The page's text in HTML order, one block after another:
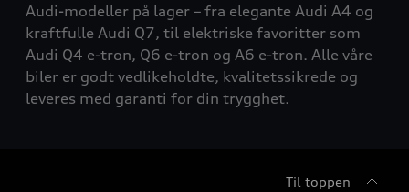
Audi-modeller på lager – fra elegante Audi A4 og
kraftfulle Audi Q7, til elektriske favoritter som
Audi Q4 e-tron, Q6 e-tron og A6 e-tron. Alle våre
biler er godt vedlikeholdte, kvalitetssikrede og
leveres med garanti for din trygghet.
Til toppen